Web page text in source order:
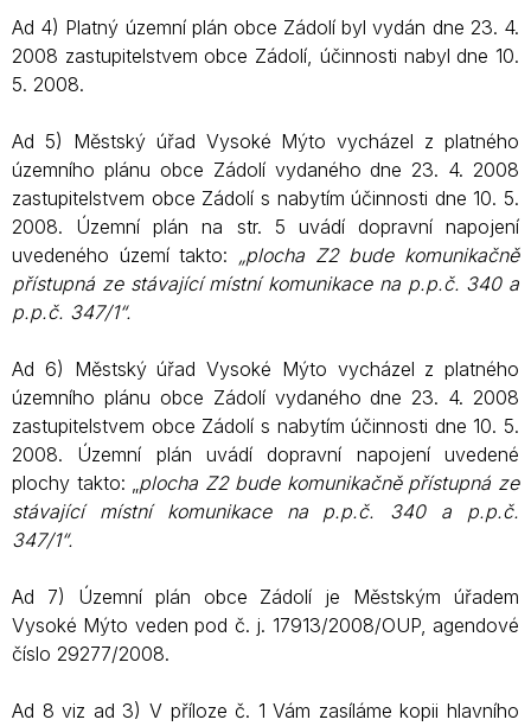
Ad 4) Platný územní plán obce Zádolí byl vydán dne 23. 4.
2008 zastupitelstvem obce Zádolí, účinnosti nabyl dne 10.
5. 2008.
Ad 5) Městský úřad Vysoké Mýto vycházel z platného
územního plánu obce Zádolí vydaného dne 23. 4. 2008
zastupitelstvem obce Zádolí s nabytím účinnosti dne 10. 5.
2008. Územní plán na str. 5 uvádí dopravní napojení
uvedeného území takto: „plocha Z2 bude komunikačně
přístupná ze stávající místní komunikace na p.p.č. 340 a
p.p.č. 347/1“.
Ad 6) Městský úřad Vysoké Mýto vycházel z platného
územního plánu obce Zádolí vydaného dne 23. 4. 2008
zastupitelstvem obce Zádolí s nabytím účinnosti dne 10. 5.
2008. Územní plán uvádí dopravní napojení uvedené
plochy takto: „plocha Z2 bude komunikačně přístupná ze
stávající místní komunikace na p.p.č. 340 a p.p.č.
347/1“.
Ad 7) Územní plán obce Zádolí je Městským úřadem
Vysoké Mýto veden pod č. j. 17913/2008/OUP, agendové
číslo 29277/2008.
Ad 8 viz ad 3) V příloze č. 1 Vám zasíláme kopii hlavního